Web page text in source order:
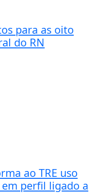
para as oito
do RN
ao TRE uso
perfil ligado a